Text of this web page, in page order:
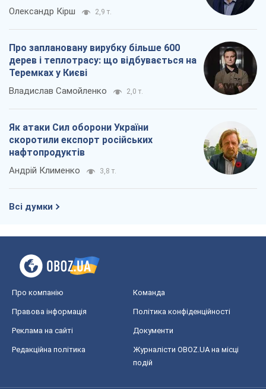
Олександр Кірш 2,9 т.
Про заплановану вирубку більше 600
дерев і теплотрасу: що відбувається на
Теремках у Києві
Владислав Самойленко 2,0 т.
Як атаки Сил оборони України
скоротили експорт російських
нафтопродуктів
Андрій Клименко 3,8 т.
Всі думки
Про компанію Команда
Правова інформація Політика конфіденційності
Реклама на сайті Документи
Редакційна політика
Журналісти OBOZ.UA на місці
подій